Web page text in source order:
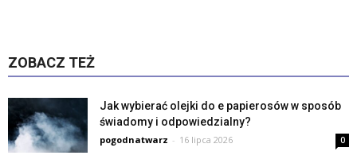
ZOBACZ TEŻ
Jak wybierać olejki do e papierosów w sposób
świadomy i odpowiedzialny?
pogodnatwarz - 16 lipca 2026 0